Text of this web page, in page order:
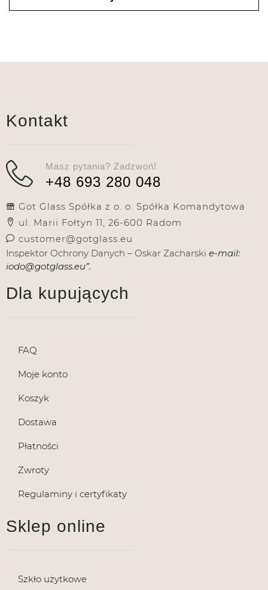
Kontakt
Masz pytania? Zadzwoń!
+48 693 280 048
Got Glass Spółka z o. o. Spółka Komandytowa
ul. Marii Fołtyn 11, 26-600 Radom
customer@gotglass.eu
Inspektor Ochrony Danych – Oskar Zacharski e-mail:
iodo@gotglass.eu”.
Dla kupujących
FAQ
Moje konto
Koszyk
Dostawa
Płatności
Zwroty
Regulaminy i certyfikaty
Sklep online
Szkło użytkowe